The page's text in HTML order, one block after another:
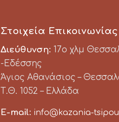
Στοιχεία Επικοινωνίας
Διεύθυνση: 17ο χλμ
-Εδέσσης
Άγιος Αθανάσιος –
Τ.Θ. 1052 – Ελλάδα
E-mail: info@kazania-